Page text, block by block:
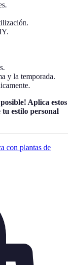
y la temporada.
Aplica estos
tu estilo personal
con plantas de